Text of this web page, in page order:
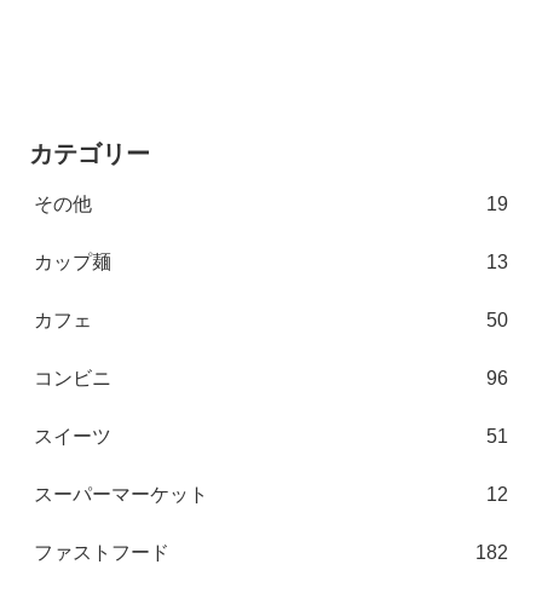
カテゴリー
その他 19
カップ麺 13
カフェ 50
コンビニ 96
スイーツ 51
スーパーマーケット 12
ファストフード 182